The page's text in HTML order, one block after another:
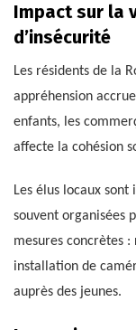
Impact sur la
d’insécurité
Les résidents de la
appréhension
enfants, les
affecte la cohésion
Les élus locaux
souvent organisées
mesures concrètes
installation de
auprès des jeunes.